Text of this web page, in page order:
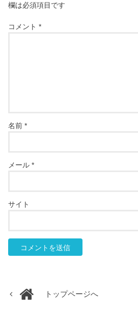
欄は必須項目です
コメント*
名前*
メール*
サイト
トップページへ